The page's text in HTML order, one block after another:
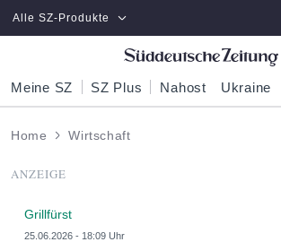
Zum Hauptinhalt springen
Alle SZ-Produkte
Meine SZ SZ Plus Nahost Ukraine
Home Wirtschaft
ANZEIGE
Grillfürst
25.06.2026 - 18:09 Uhr